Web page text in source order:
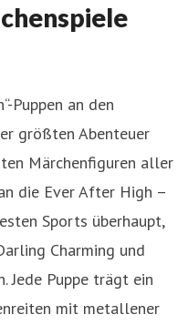
Puppen an den
größten Abenteuer
Märchenfiguren aller
die Ever After High –
Sports überhaupt,
Charming und
Jede Puppe trägt ein
mit metallener